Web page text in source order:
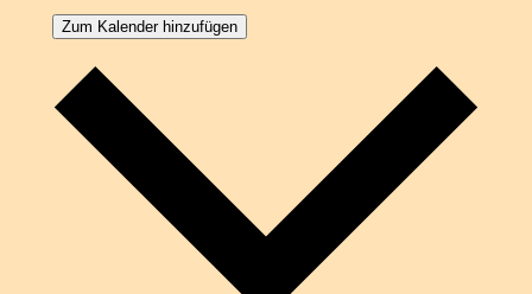
Zum Kalender hinzufügen